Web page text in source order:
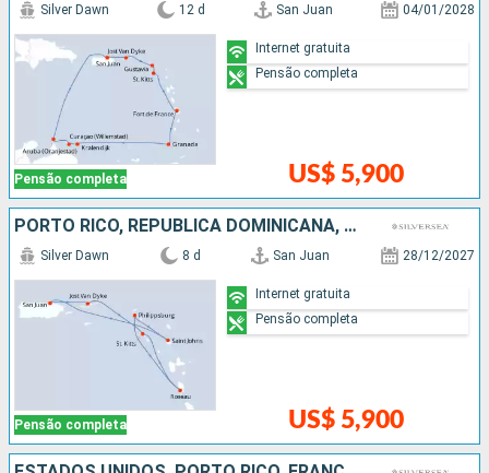
Pensão completa
Silver Dawn 12 d San Juan 04/01/2028
US$ 5,900
Internet gratuita
Pensão completa
PORTO RICO, REPUBLICA DOMINICANA, ANTIGUA E BARBUDA
Pensão completa
Silver Dawn 8 d San Juan 28/12/2027
US$ 5,900
Internet gratuita
Pensão completa